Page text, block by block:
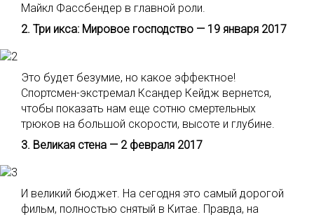
Майкл Фассбендер в главной роли.
2. Три икса: Мировое господство — 19 января 2017
Это будет безумие, но какое эффектное!
Спортсмен-экстремал Ксандер Кейдж вернется,
чтобы показать нам еще сотню смертельных
трюков на большой скорости, высоте и глубине.
3. Великая стена — 2 февраля 2017
И великий бюджет. На сегодня это самый дорогой
фильм, полностью снятый в Китае. Правда, на